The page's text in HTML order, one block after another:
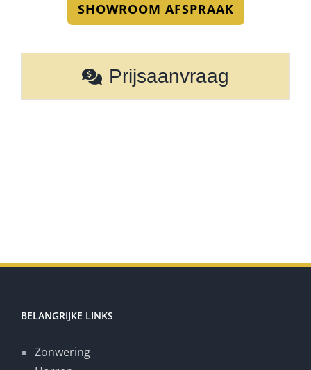
SHOWROOM AFSPRAAK
Prijsaanvraag
BELANGRIJKE LINKS
Zonwering